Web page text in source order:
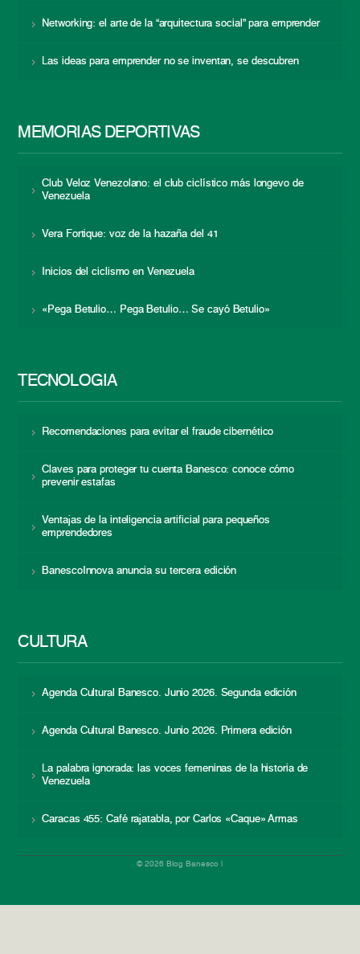
Networking: el arte de la “arquitectura social” para emprender
Las ideas para emprender no se inventan, se descubren
MEMORIAS DEPORTIVAS
Club Veloz Venezolano: el club ciclístico más longevo de
Venezuela
Vera Fortique: voz de la hazaña del 41
Inicios del ciclismo en Venezuela
«Pega Betulio… Pega Betulio… Se cayó Betulio»
TECNOLOGÍA
Recomendaciones para evitar el fraude cibernético
Claves para proteger tu cuenta Banesco: conoce cómo
prevenir estafas
Ventajas de la inteligencia artificial para pequeños
emprendedores
BanescoInnova anuncia su tercera edición
CULTURA
Agenda Cultural Banesco. Junio 2026. Segunda edición
Agenda Cultural Banesco. Junio 2026. Primera edición
La palabra ignorada: las voces femeninas de la historia de
Venezuela
Caracas 455: Café rajatabla, por Carlos «Caque» Armas
© 2026 Blog Banesco |